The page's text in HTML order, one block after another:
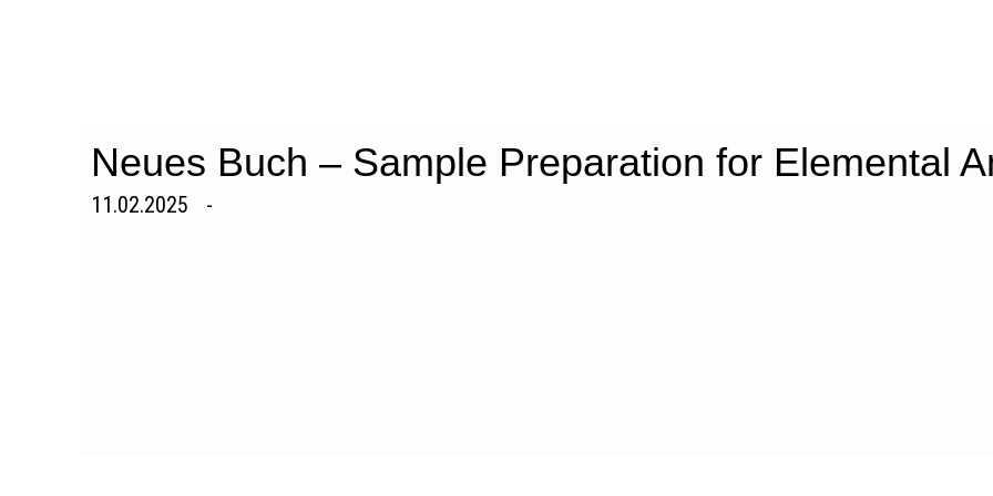
Neues Buch – Sample Preparation for Elemental
11.02.2025 -